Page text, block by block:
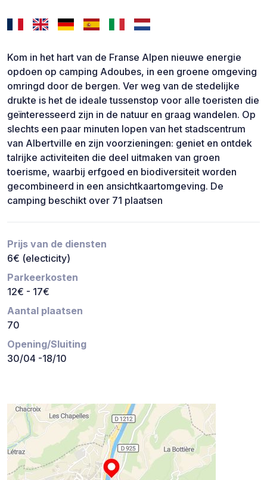
Kom in het hart van de Franse Alpen nieuwe energie
opdoen op camping Adoubes, in een groene omgeving
omringd door de bergen. Ver weg van de stedelijke
drukte is het de ideale tussenstop voor alle toeristen die
geïnteresseerd zijn in de natuur en graag wandelen. Op
slechts een paar minuten lopen van het stadscentrum
van Albertville en zijn voorzieningen: geniet en ontdek
talrijke activiteiten die deel uitmaken van groen
toerisme, waarbij erfgoed en biodiversiteit worden
gecombineerd in een ansichtkaartomgeving. De
camping beschikt over 71 plaatsen
Prijs van de diensten
6€ (electicity)
Parkeerkosten
12€ - 17€
Aantal plaatsen
70
Opening/Sluiting
30/04 -18/10